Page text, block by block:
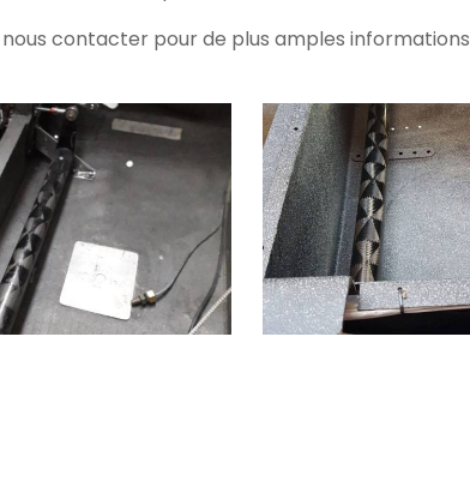
nous contacter pour de plus amples informations